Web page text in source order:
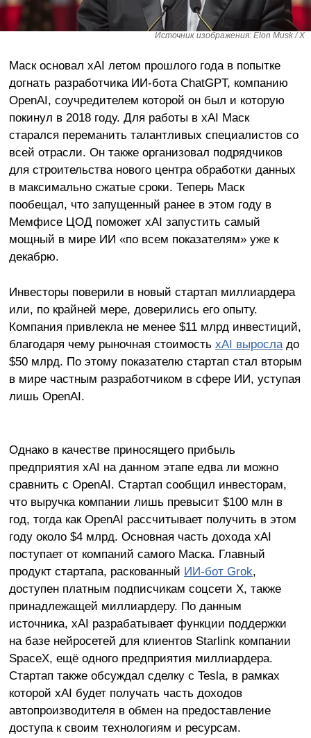
Источник изображения: Elon Musk / X
Маск основал xAI летом прошлого года в попытке
догнать разработчика ИИ-бота ChatGPT, компанию
OpenAI, соучредителем которой он был и которую
покинул в 2018 году. Для работы в xAI Маск
старался переманить талантливых специалистов со
всей отрасли. Он также организовал подрядчиков
для строительства нового центра обработки данных
в максимально сжатые сроки. Теперь Маск
пообещал, что запущенный ранее в этом году в
Мемфисе ЦОД поможет xAI запустить самый
мощный в мире ИИ «по всем показателям» уже к
декабрю.
Инвесторы поверили в новый стартап миллиардера
или, по крайней мере, доверились его опыту.
Компания привлекла не менее $11 млрд инвестиций,
благодаря чему рыночная стоимость xAI выросладо
$50 млрд. По этому показателю стартап стал вторым
в мире частным разработчиком в сфере ИИ, уступая
лишь OpenAI.
Однако в качестве приносящего прибыль
предприятия xAI на данном этапе едва ли можно
сравнить с OpenAI. Стартап сообщил инвесторам,
что выручка компании лишь превысит $100 млн в
год, тогда как OpenAI рассчитывает получить в этом
году около $4 млрд. Основная часть дохода xAI
поступает от компаний самого Маска. Главный
продукт стартапа, раскованный ИИ-бот Grok,
доступен платным подписчикам соцсети X, также
принадлежащей миллиардеру. По данным
источника, xAI разрабатывает функции поддержки
на базе нейросетей для клиентов Starlink компании
SpaceX, ещё одного предприятия миллиардера.
Стартап также обсуждал сделку с Tesla, в рамках
которой xAI будет получать часть доходов
автопроизводителя в обмен на предоставление
доступа к своим технологиям и ресурсам.